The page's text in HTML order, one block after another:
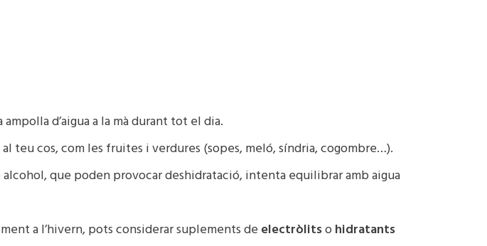
d’aigua a la mà durant tot el dia.
teu cos, com les fruites i verdures (sopes, meló, síndria, cogombre…).
que poden provocar deshidratació, intenta equilibrar amb aigua
a l’hivern, pots considerar suplements de electròlitsohidratants